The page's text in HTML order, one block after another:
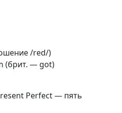
/red/)
(брит. — got)
Perfect — пять